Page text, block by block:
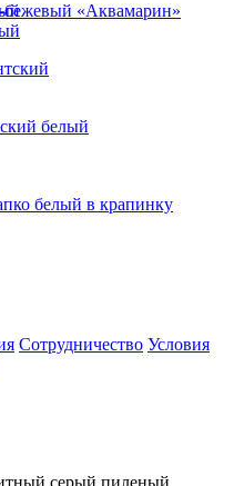
«Аквамарин»
белый
белый в крапинку
Сотрудничество Условия
серый пиленый